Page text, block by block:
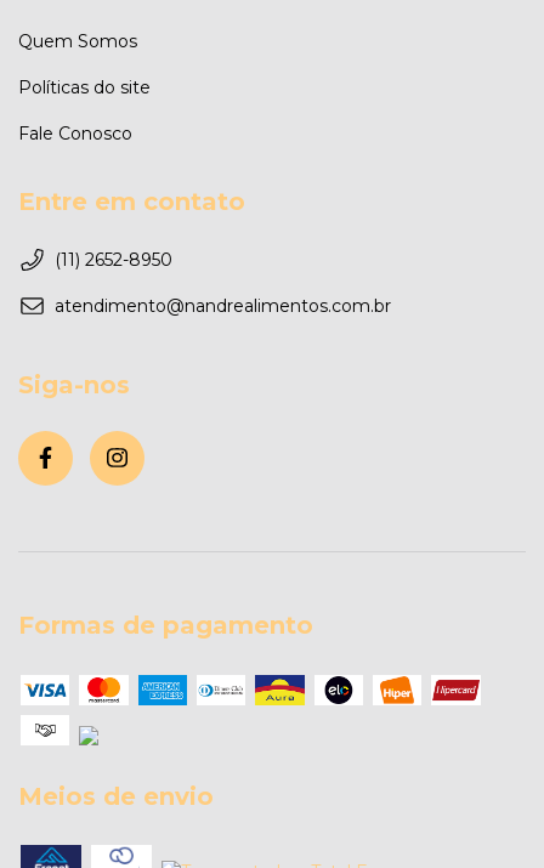
Quem Somos
Políticas do site
Fale Conosco
Entre em contato
(11) 2652-8950
atendimento@nandrealimentos.com.br
Siga-nos
Formas de pagamento
Meios de envio